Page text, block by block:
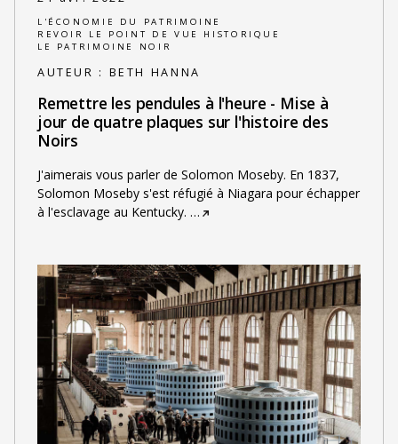
L'ÉCONOMIE DU PATRIMOINE
REVOIR LE POINT DE VUE HISTORIQUE
LE PATRIMOINE NOIR
AUTEUR : BETH HANNA
Remettre les pendules à l'heure - Mise à
jour de quatre plaques sur l'histoire des
Noirs
J'aimerais vous parler de Solomon Moseby. En 1837,
Solomon Moseby s'est réfugié à Niagara pour échapper
à l'esclavage au Kentucky. …